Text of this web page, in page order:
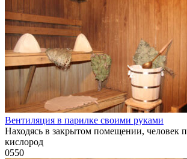
Вентиляция в парилке своими руками
Находясь в закрытом помещении, человек
кислород
0550